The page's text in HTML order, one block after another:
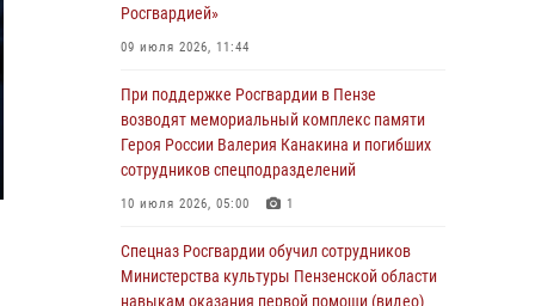
Росгвардия обеспечила безопасность
праздничных мероприятий в День ВДВ в
03 августа 2026, 07:14 1
В Пензе сотрудники Росгвардии задержали
мужчину, который криками и нецензурной
бранью напугал жильцов многоквартирного
03 августа 2026, 05:59
Росгвардией»
09 июля 2026, 11:44
При поддержке Росгвардии в Пензе
возводят мемориальный комплекс памяти
Героя России Валерия Канакина и погибших
сотрудников спецподразделений
10 июля 2026, 05:00 1
Спецназ Росгвардии обучил сотрудников
Министерства культуры Пензенской области
навыкам оказания первой помощи (видео)